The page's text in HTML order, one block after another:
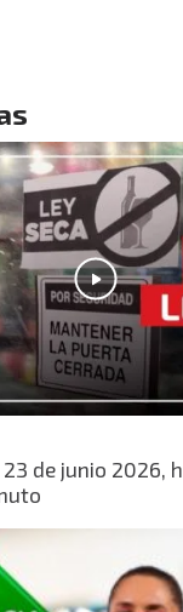
de junio 2026,